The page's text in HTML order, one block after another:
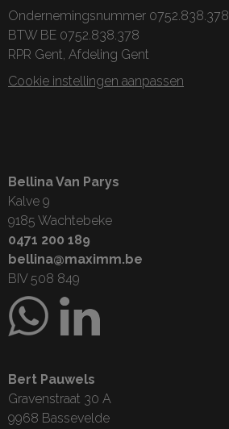
Ondernemingsnummer 0752.838.378
BTW BE 0752.838.378
RPR Gent, Afdeling Gent
Cookie instellingen aanpassen
Bellina Van Parys
Kalve 9
9185 Wachtebeke
0471 200 189
bellina@maximm.be
BIV 508 849
Bert Pauwels
Gravenstraat 30 A
9968 Bassevelde